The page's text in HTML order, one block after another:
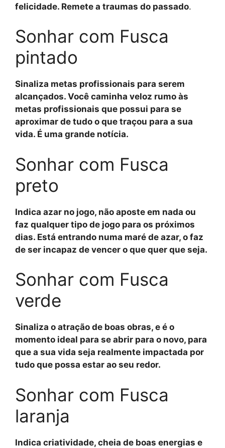
felicidade. Remete a traumas do passado.
Sonhar com Fusca
pintado
Sinaliza metas profissionais para serem
alcançados. Você caminha veloz rumo às
metas profissionais que possui para se
aproximar de tudo o que traçou para a sua
vida. É uma grande notícia.
Sonhar com Fusca
preto
Indica azar no jogo, não aposte em nada ou
faz qualquer tipo de jogo para os próximos
dias. Está entrando numa maré de azar, o faz
de ser incapaz de vencer o que quer que seja.
Sonhar com Fusca
verde
Sinaliza o atração de boas obras, e é o
momento ideal para se abrir para o novo, para
que a sua vida seja realmente impactada por
tudo que possa estar ao seu redor.
Sonhar com Fusca
laranja
Indica criatividade, cheia de boas energias e